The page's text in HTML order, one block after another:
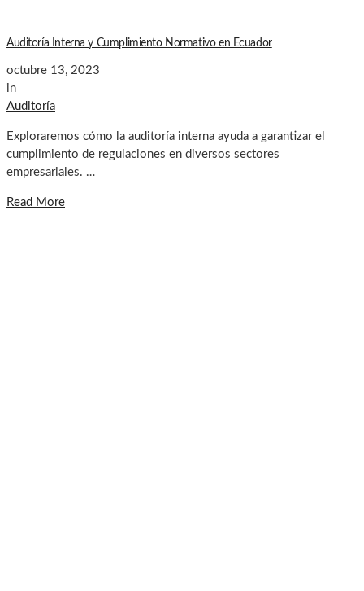
Auditoría Interna y Cumplimiento Normativo en Ecuador
octubre 13, 2023
in
Auditoría
Exploraremos cómo la auditoría interna ayuda a garantizar el
cumplimiento de regulaciones en diversos sectores
empresariales. …
Read More